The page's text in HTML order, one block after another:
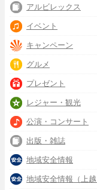
アルビレックス
イベント
キャンペーン
グルメ
プレゼント
レジャー・観光
公演・コンサート
出版・雑誌
地域安全情報
地域安全情報（上越